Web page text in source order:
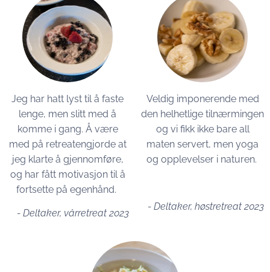
Jeg har hatt lyst til å faste
lenge, men slitt med å
komme i gang. Å være
med på retreatengjorde at
jeg klarte å gjennomføre,
og har fått motivasjon til å
fortsette på egenhånd.
- Deltaker, vårretreat 2023
Veldig imponerende med
den helhetlige tilnærmingen
og vi fikk ikke bare all
maten servert, men yoga
og opplevelser i naturen.
- Deltaker, høstretreat 2023